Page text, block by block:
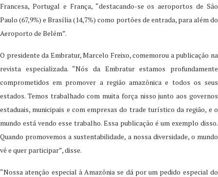
Francesa, Portugal e França, “destacando-se os aeroportos de São
Paulo (67,9%) e Brasília (14,7%) como portões de entrada, para além do
Aeroporto de Belém”.
O presidente da Embratur, Marcelo Freixo, comemorou a publicação na
revista especializada. “Nós da Embratur estamos profundamente
comprometidos em promover a região amazônica e todos os seus
estados. Temos trabalhado com muita força nisso junto aos governos
estaduais, municipais e com empresas do trade turístico da região, e o
mundo está vendo esse trabalho. Essa publicação é um exemplo disso.
Quando promovemos a sustentabilidade, a nossa diversidade, o mundo
vê e quer participar”, disse.
“Nossa atenção especial à Amazônia se dá por um pedido especial do